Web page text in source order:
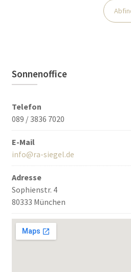
Sonnenoffice
Telefon
089 / 3836 7020
E-Mail
info@ra-siegel.de
Adresse
Sophienstr. 4
80333 München